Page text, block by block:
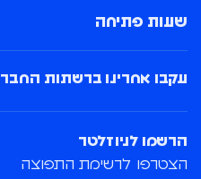
שעות פתיחה
הרשמו לניוזלטר
הצטרפו לרשימת התפוצה
עקבו אחרינו ברשתות